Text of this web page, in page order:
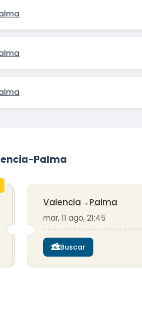
Palma
Valencia→Palma
mar, 11 ago, 21:45
Buscar